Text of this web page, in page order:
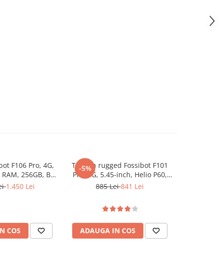
F106 Pro, 4G,
256GB, Big
12000mAh,
1.450 Lei
COS
-5%
Telefon rugged Fossibot F101
Pro, 4G, 5.45-inch, Helio P60,
8GB RAM + 128GB, NFC,
885 Lei841 Lei
ADAUGA IN COS